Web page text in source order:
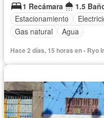
1 Recámara
1.5
Estacionamiento
Gas natural
Agua
Hace 2 días, 15 horas en - Ryo